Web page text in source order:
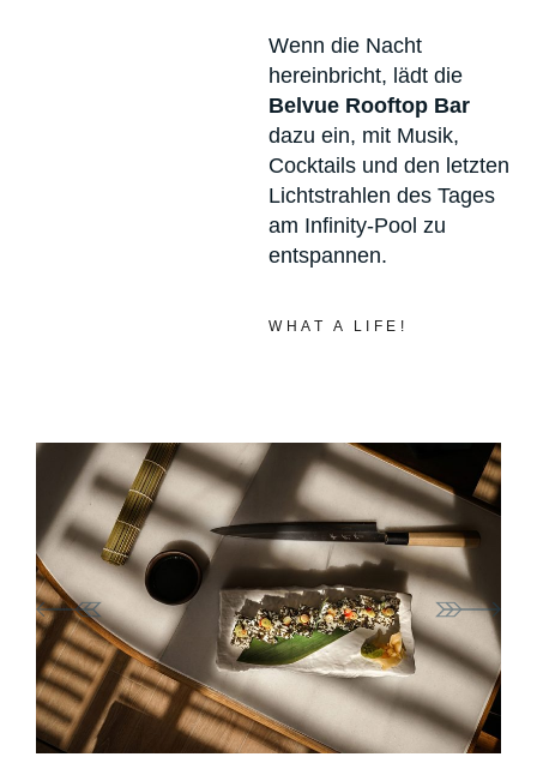
Wenn die Nacht
hereinbricht, lädt die
Belvue Rooftop Bar
dazu ein, mit Musik,
Cocktails und den letzten
Lichtstrahlen des Tages
am Infinity-Pool zu
entspannen.
WHAT A LIFE!